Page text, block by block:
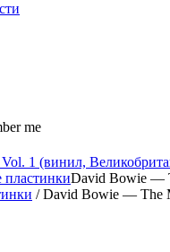
me
1 (винил,
David Bowie —
/ David Bowie — The